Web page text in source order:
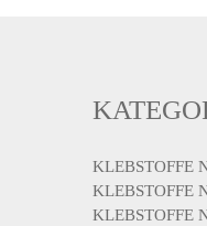
KLEBSTOFFE
KLEBSTOFFE
KLEBSTOFFE